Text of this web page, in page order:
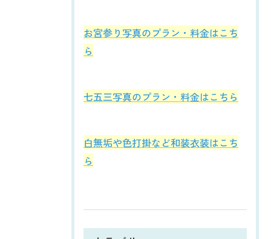
お宮参り写真のプラン・料金はこち
ら
七五三写真のプラン・料金はこちら
白無垢や色打掛など和装衣装はこち
ら